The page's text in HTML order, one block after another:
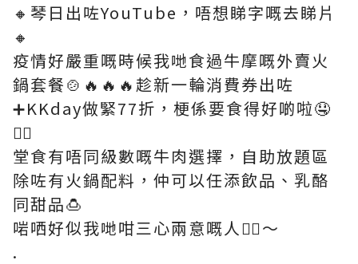
🔸琴日出咗YouTube，唔想睇字嘅去睇片
🔸
疫情好嚴重嘅時候我哋食過牛摩嘅外賣火
鍋套餐🍲🔥🔥🔥趁新一輪消費券出咗
➕KKday做緊77折，梗係要食得好啲啦🤤
✌🏻
堂食有唔同級數嘅牛肉選擇，自助放題區
除咗有火鍋配料，仲可以任添飲品、乳酪
同甜品🍮
啱哂好似我哋咁三心兩意嘅人✌🏻～
.